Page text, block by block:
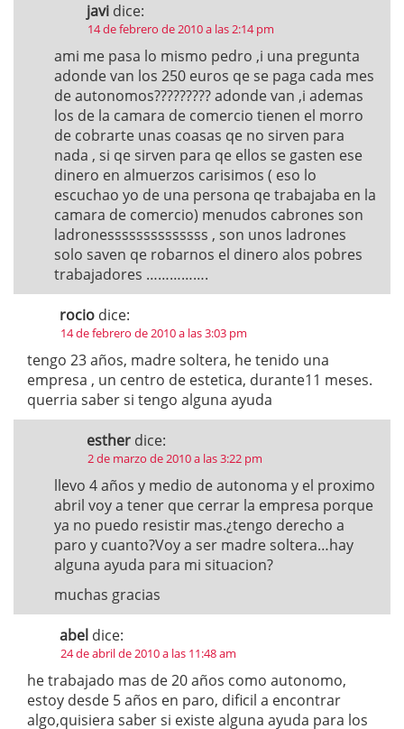
javi dice:
14 de febrero de 2010 a las 2:14 pm
ami me pasa lo mismo pedro ,i una pregunta
adonde van los 250 euros qe se paga cada mes
de autonomos????????? adonde van ,i ademas
los de la camara de comercio tienen el morro
de cobrarte unas coasas qe no sirven para
nada , si qe sirven para qe ellos se gasten ese
dinero en almuerzos carisimos ( eso lo
escuchao yo de una persona qe trabajaba en la
camara de comercio) menudos cabrones son
ladronessssssssssssss , son unos ladrones
solo saven qe robarnos el dinero alos pobres
trabajadores …………….
rocio dice:
14 de febrero de 2010 a las 3:03 pm
tengo 23 años, madre soltera, he tenido una
empresa , un centro de estetica, durante11 meses.
querria saber si tengo alguna ayuda
esther dice:
2 de marzo de 2010 a las 3:22 pm
llevo 4 años y medio de autonoma y el proximo
abril voy a tener que cerrar la empresa porque
ya no puedo resistir mas.¿tengo derecho a
paro y cuanto?Voy a ser madre soltera…hay
alguna ayuda para mi situacion?
muchas gracias
abel dice:
24 de abril de 2010 a las 11:48 am
he trabajado mas de 20 años como autonomo,
estoy desde 5 años en paro, dificil a encontrar
algo,quisiera saber si existe alguna ayuda para los